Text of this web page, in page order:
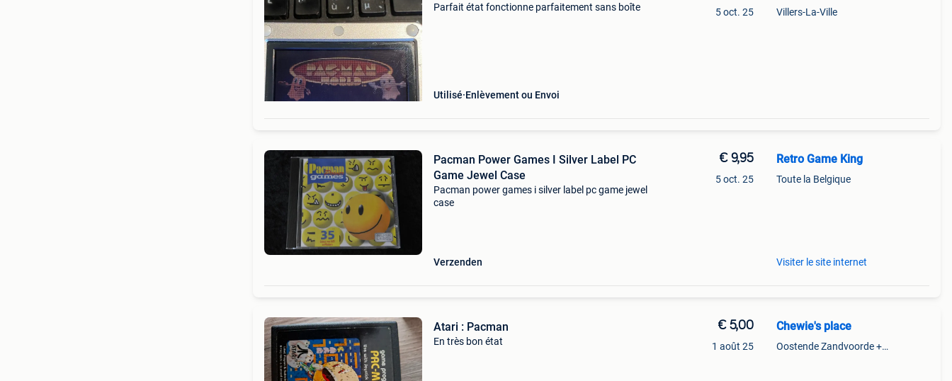
Parfait état fonctionne parfaitement sans boîte
Utilisé Enlèvement ou Envoi
5 oct. 25 Villers-La-Ville
Pacman Power Games I Silver Label PC
Game Jewel Case
Pacman power games i silver label pc game jewel
case
Verzenden
€ 9,95
5 oct. 25
Retro Game King
Toute la Belgique
Visiter le site internet
Atari : Pacman
En très bon état
€ 5,00
1 août 25
Chewie's place
Oostende Zandvoorde +Oostende